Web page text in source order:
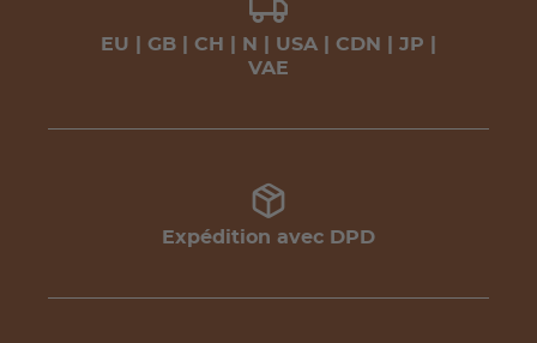
EU | GB | CH | N | USA | CDN | JP |
VAE
Expédition avec DPD